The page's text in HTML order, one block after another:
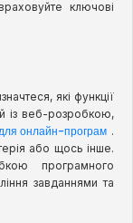
ключові
які функції
із веб-розробкою,
онлайн-програм .
або щось інше.
програмного
завданнями та